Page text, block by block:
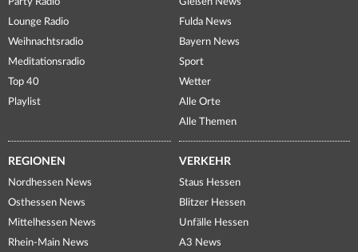
Lounge Radio
Weihnachtsradio
Meditationsradio
Top 40
Playlist
Fulda News
Bayern News
Sport
Wetter
Alle Orte
Alle Themen
REGIONEN
Nordhessen News
Osthessen News
Mittelhessen News
Rhein-Main News
VERKEHR
Staus Hessen
Blitzer Hessen
Unfälle Hessen
A3 News